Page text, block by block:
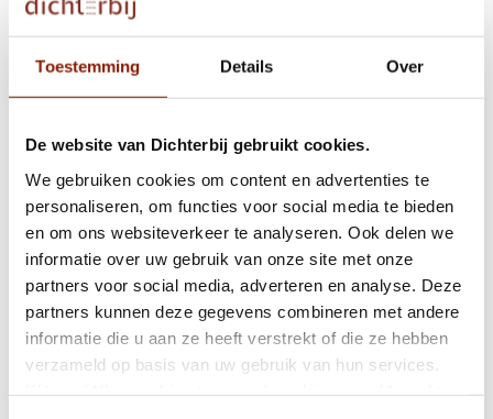
Toestemming Details Over
De website van Dichterbij gebruikt cookies.
We gebruiken cookies om content en advertenties te
personaliseren, om functies voor social media te bieden
en om ons websiteverkeer te analyseren. Ook delen we
informatie over uw gebruik van onze site met onze
partners voor social media, adverteren en analyse. Deze
partners kunnen deze gegevens combineren met andere
informatie die u aan ze heeft verstrekt of die ze hebben
verzameld op basis van uw gebruik van hun services.
Nieuwbouw Dichterbij Horst open voor
Levend verlies "ondersteun ouders om rouw
verstandelijke beperking" [podcast]
Hoogste punt nieuwbouw in Horst bereikt
Zo geef je cliënten met een verstandelijke
beperking en autisme duidelijkheid